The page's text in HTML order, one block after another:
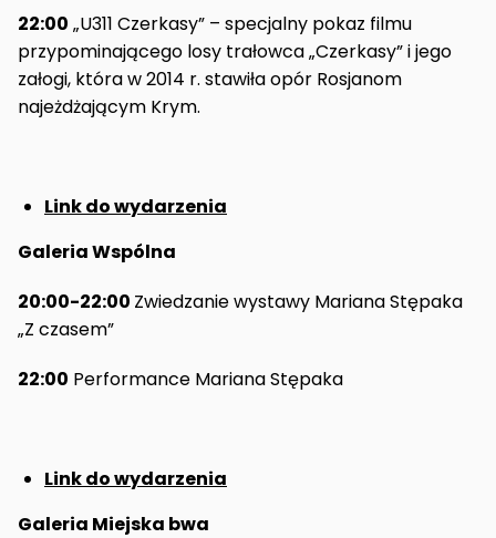
22:00 „U311 Czerkasy” – specjalny pokaz filmu
przypominającego losy trałowca „Czerkasy” i jego
załogi, która w 2014 r. stawiła opór Rosjanom
najeżdżającym Krym.
Link do wydarzenia
Galeria Wspólna
20:00-22:00 Zwiedzanie wystawy Mariana Stępaka
„Z czasem”
22:00 Performance Mariana Stępaka
Link do wydarzenia
Galeria Miejska bwa